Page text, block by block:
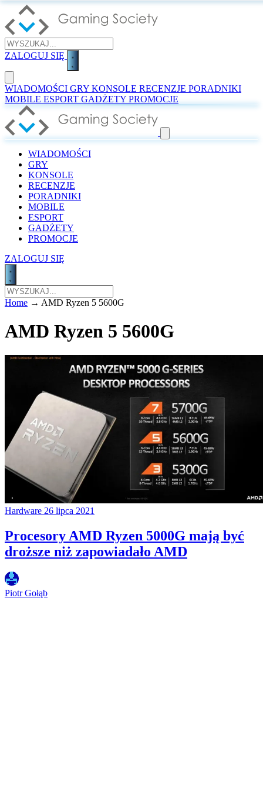
ZALOGUJ SIĘ
WIADOMOŚCI GRY KONSOLE RECENZJE PORADNIKI
MOBILE ESPORT GADŻETY PROMOCJE
WIADOMOŚCI
GRY
KONSOLE
RECENZJE
PORADNIKI
MOBILE
ESPORT
GADŻETY
PROMOCJE
ZALOGUJ SIĘ
Home → AMD Ryzen 5 5600G
AMD Ryzen 5 5600G
Hardware 26 lipca 2021
Procesory AMD Ryzen 5000G mają być
droższe niż zapowiadało AMD
Piotr Gołąb